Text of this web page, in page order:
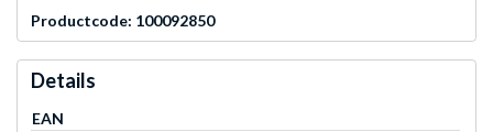
Productcode: 100092850
Details
EAN